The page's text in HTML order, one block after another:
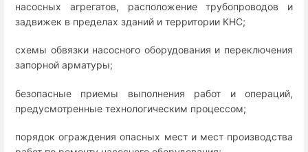
насосных агрегатов, расположение трубопроводов и
задвижек в пределах зданий и территории КНС;
схемы обвязки насосного оборудования и переключения
запорной арматуры;
безопасные приемы выполнения работ и операций,
предусмотренные технологическим процессом;
порядок ограждения опасных мест и мест производства